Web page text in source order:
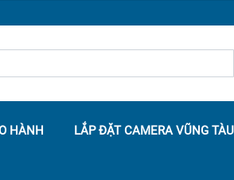
HÀNH
LẮP ĐẶT CAMERA VŨNG TÀU